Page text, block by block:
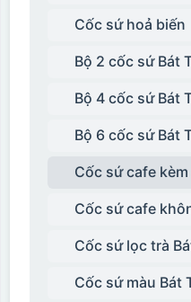
Cốc sứ hoả biến
Bộ 2 cốc sứ Bát
Bộ 4 cốc sứ Bát
Bộ 6 cốc sứ Bát
Cốc sứ lọc trà
Cốc sứ màu Bát